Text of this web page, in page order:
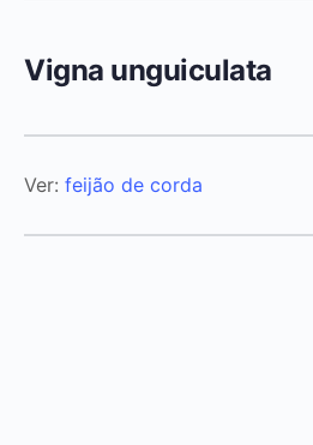
Vigna unguiculata
Ver: feijão de corda